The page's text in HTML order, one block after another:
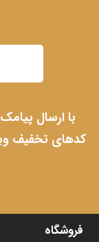
با ارسال
کدهای تخفیف
فروشگاه